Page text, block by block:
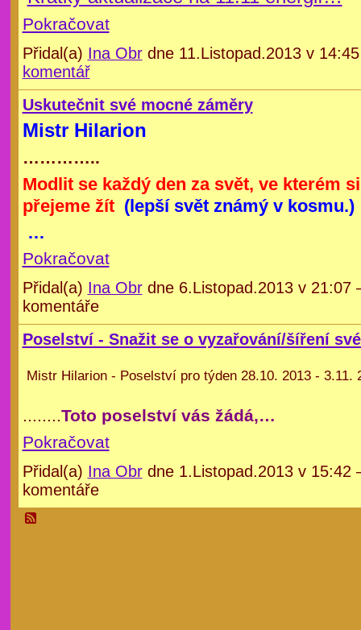
Pokračovat
Přidal(a) Ina Obrdne 11.Listopad.2013 v
komentář
Uskutečnit své mocné záměry
Mistr Hilarion
…………..
Modlit se každý den za svět, ve kterém
přejeme žít (lepší svět známý v kosmu.)
…
Pokračovat
Přidal(a) Ina Obrdne 6.Listopad.2013 v 21:07
komentáře
Poselství - Snažit se o vyzařování/šíření
Mistr Hilarion - Poselství pro týden 28.10. 2013 - 3.11.
........Toto poselství vás žádá,…
Pokračovat
Přidal(a) Ina Obrdne 1.Listopad.2013 v 15:42
komentáře